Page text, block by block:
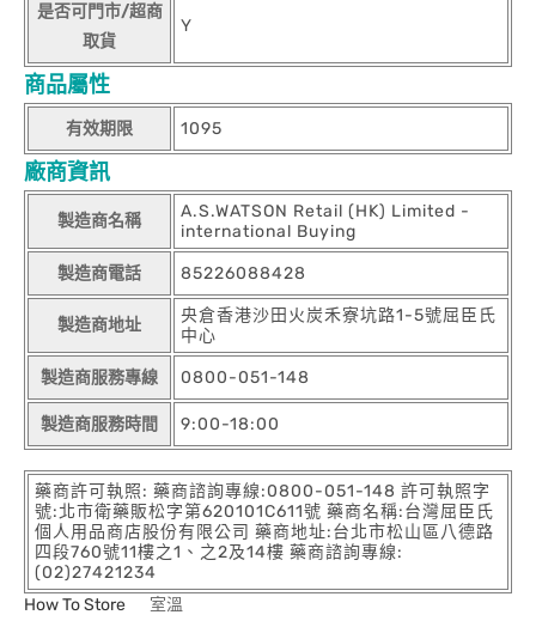
是否可門市/超商
取貨
Y
商品屬性
有效期限 1095
廠商資訊
製造商名稱
A.S.WATSON Retail (HK) Limited -
international Buying
製造商電話 85226088428
製造商地址
央倉香港沙田火炭禾寮坑路1-5號屈臣氏
中心
製造商服務專線 0800-051-148
製造商服務時間 9:00-18:00
藥商許可執照: 藥商諮詢專線:0800-051-148 許可執照字
號:北市衛藥販松字第620101C611號 藥商名稱:台灣屈臣氏
個人用品商店股份有限公司 藥商地址:台北市松山區八德路
四段760號11樓之1、之2及14樓 藥商諮詢專線:
(02)27421234
How To Store
室溫